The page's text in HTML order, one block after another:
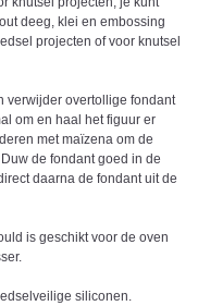
deeg, klei en embossing
projecten of voor knutsel
verwijder overtollige fondant
om en haal het figuur er
met maïzena om de
de fondant goed in de
daarna de fondant uit de
is geschikt voor de oven
siliconen.